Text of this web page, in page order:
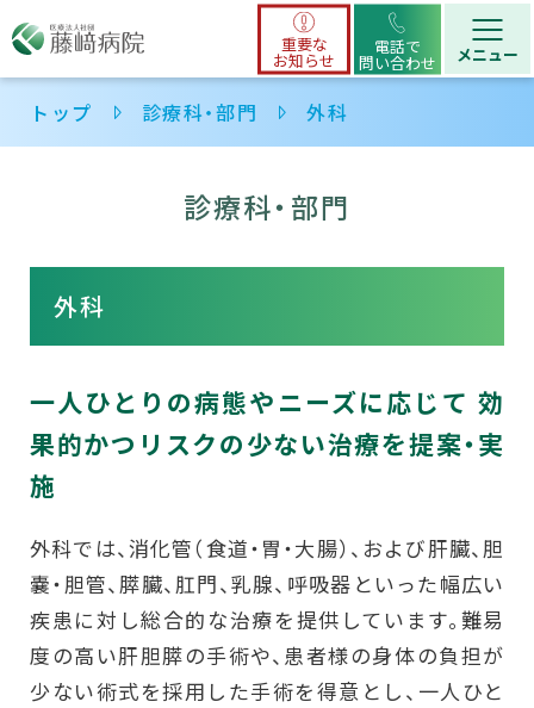
重要な
お知らせ
電話で
問い合わせ
トップ 診療科・部門 外科
診療科・部門
外科
一人ひとりの病態やニーズに応じて 効
果的かつリスクの少ない治療を提案・実
施
外科では、消化管（食道・胃・大腸）、および肝臓、胆
嚢・胆管、膵臓、肛門、乳腺、呼吸器といった幅広い
疾患に対し総合的な治療を提供しています。難易
度の高い肝胆膵の手術や、患者様の身体の負担が
少ない術式を採用した手術を得意とし、一人ひと